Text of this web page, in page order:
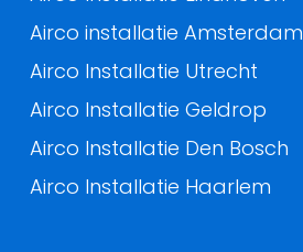
Airco installatie Amsterdam
Airco Installatie Utrecht
Airco Installatie Geldrop
Airco Installatie Den Bosch
Airco Installatie Haarlem